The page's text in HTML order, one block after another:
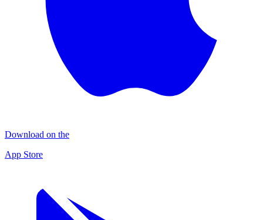
Download on the
App Store